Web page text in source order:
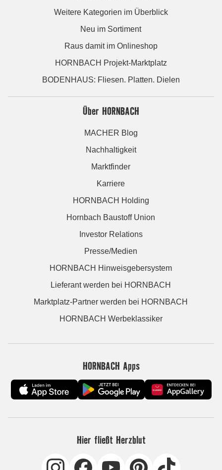
Weitere Kategorien im Überblick
Neu im Sortiment
Raus damit im Onlineshop
HORNBACH Projekt-Marktplatz
BODENHAUS: Fliesen. Platten. Dielen
Über HORNBACH
MACHER Blog
Nachhaltigkeit
Marktfinder
Karriere
HORNBACH Holding
Hornbach Baustoff Union
Investor Relations
Presse/Medien
HORNBACH Hinweisgebersystem
Lieferant werden bei HORNBACH
Marktplatz-Partner werden bei HORNBACH
HORNBACH Werbeklassiker
HORNBACH Apps
Hier fließt Herzblut